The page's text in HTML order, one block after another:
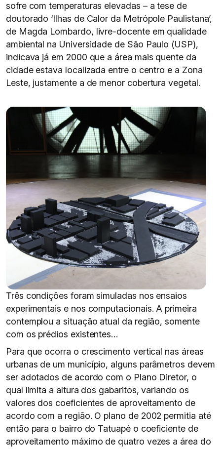
sofre com temperaturas elevadas – a tese de
doutorado ‘Ilhas de Calor da Metrópole Paulistana’,
de Magda Lombardo, livre-docente em qualidade
ambiental na Universidade de São Paulo (USP),
indicava já em 2000 que a área mais quente da
cidade estava localizada entre o centro e a Zona
Leste, justamente a de menor cobertura vegetal.
Três condições foram simuladas nos ensaios
experimentais e nos computacionais. A primeira
contemplou a situação atual da região, somente
com os prédios existentes…
Para que ocorra o crescimento vertical nas áreas
urbanas de um município, alguns parâmetros devem
ser adotados de acordo com o Plano Diretor, o
qual limita a altura dos gabaritos, variando os
valores dos coeficientes de aproveitamento de
acordo com a região. O plano de 2002 permitia até
então para o bairro do Tatuapé o coeficiente de
aproveitamento máximo de quatro vezes a área do